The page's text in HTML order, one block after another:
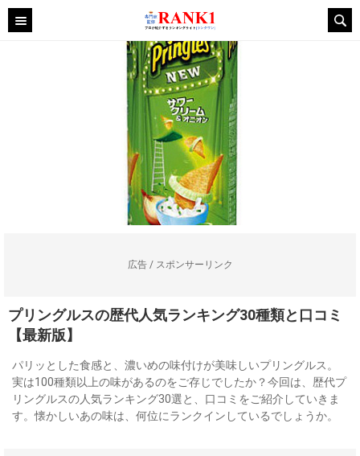
広告 / スポンサーリンク
プリングルスの歴代人気ランキング30種類と口コミ
【最新版】
パリッとした食感と、濃いめの味付けが美味しいプリングルス。
実は100種類以上の味があるのをご存じでしたか？今回は、歴代プ
リングルスの人気ランキング30選と、口コミをご紹介していきま
す。懐かしいあの味は、何位にランクインしているでしょうか。